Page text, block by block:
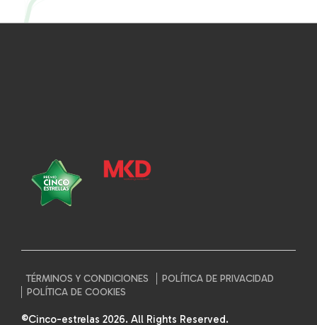
TÉRMINOS Y CONDICIONES
POLÍTICA DE PRIVACIDAD
POLÍTICA DE COOKIES
©Cinco-estrelas 2026. All Rights Reserved.